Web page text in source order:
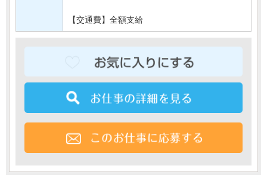
【交通費】全額支給